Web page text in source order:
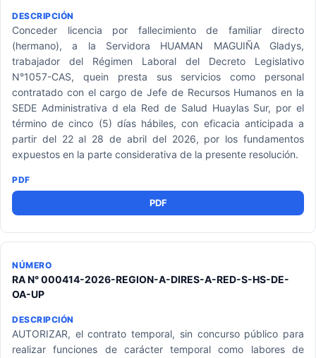
Conceder licencia por fallecimiento de familiar directo
(hermano), a la Servidora HUAMAN MAGUIÑA Gladys,
trabajador del Régimen Laboral del Decreto Legislativo
N°1057-CAS, quein presta sus servicios como personal
contratado con el cargo de Jefe de Recursos Humanos en la
SEDE Administrativa d ela Red de Salud Huaylas Sur, por el
término de cinco (5) días hábiles, con eficacia anticipada a
partir del 22 al 28 de abril del 2026, por los fundamentos
expuestos en la parte considerativa de la presente resolución.
PDF
RA N° 000414-2026-REGION-A-DIRES-A-RED-S-HS-DE-
OA-UP
AUTORIZAR, el contrato temporal, sin concurso público para
realizar funciones de carácter temporal como labores de